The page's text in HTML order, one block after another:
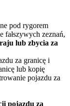
pod rygorem
fałszywych zeznań,
lub zbycia za
za granicę i
lub kopię
pojazdu za
pojazdu za